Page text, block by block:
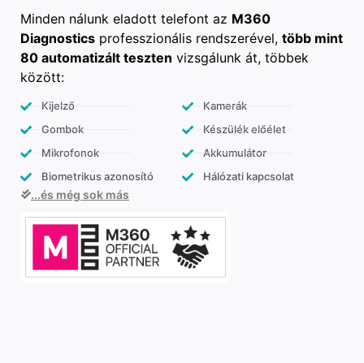
Minden nálunk eladott telefont az M360
Diagnostics professzionális rendszerével, több mint
80 automatizált teszten vizsgálunk át, többek
között:
Kijelző
Gombok
Mikrofonok
Biometrikus azonosító
Kamerák
Készülék előélet
Akkumulátor
Hálózati kapcsolat
...és még sok más